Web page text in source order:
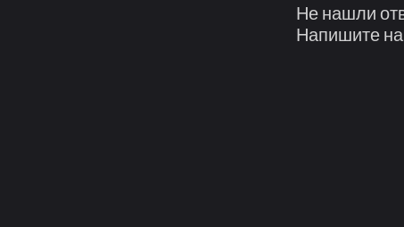
Не нашли
Напишите